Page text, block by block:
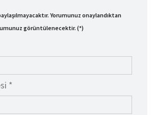
Yorumunuz onaylandıktan
görüntülenecektir. (*)
*